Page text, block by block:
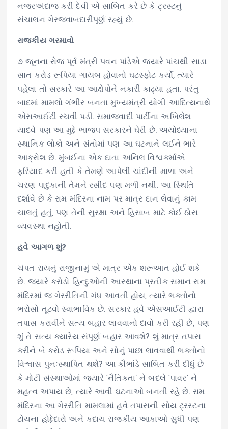
નજરઅંદાજ કરી દેવી એ સાબિત કરે છે કે ટ્રસ્ટનું
સંચાલન ગેરજવાબદારીપૂર્ણ રહ્યું છે.
રાજકીય ગરમાવો
૭ જૂનના રોજ પૂર્વ મંત્રી પવન પાંડેએ જ્યારે પાંચથી સાડા
સાત કરોડ રૂપિયા ગાયબ હોવાનો ઘટસ્ફોટ કર્યો, ત્યારે
પહેલા તો સરકારે આ આક્ષેપોને નકારી કાઢ્યા હતા. પરંતુ
બાદમાં મામલો ગંભીર બનતા મુખ્યમંત્રી યોગી આદિત્યનાથે
એસઆઈટી રચવી પડી. સમાજવાદી પાર્ટીના અખિલેશ
યાદવે પણ આ મુદ્દે ભાજપ સરકારને ઘેરી છે. અયોધ્યાના
સ્થાનિક લોકો અને સંતોમાં પણ આ ઘટનાને લઈને ભારે
આક્રોશ છે. મુંબઈના એક દાતા અનિલ વિશ્વકર્માએ
ફરિયાદ કરી હતી કે તેમણે આપેલી ચાંદીની માળા અને
ચરણ પાદુકાની તેમને રસીદ પણ મળી નથી. આ સ્થિતિ
દર્શાવે છે કે રામ મંદિરના નામ પર માત્ર દાન લેવાનું કામ
ચાલતું હતું, પણ તેની સુરક્ષા અને હિસાબ માટે કોઈ ઠોસ
વ્યવસ્થા નહોતી.
હવે આગળ શું?
ચંપત રાયનું રાજીનામું એ માત્ર એક શરૂઆત હોઈ શકે
છે. જ્યારે કરોડો હિન્દુઓની આસ્થાના પ્રતીક સમાન રામ
મંદિરમાં જ ગેરરીતિની ગંધ આવતી હોય, ત્યારે ભક્તોનો
ભરોસો તૂટવો સ્વાભાવિક છે. સરકાર હવે એસઆઈટી દ્વારા
તપાસ કરાવીને સત્ય બહાર લાવવાનો દાવો કરી રહી છે, પણ
શું તે સત્ય ક્યારેય સંપૂર્ણ બહાર આવશે? શું માત્ર તપાસ
કરીને બે કરોડ રૂપિયા અને સોનું પાછા લાવવાથી ભક્તોનો
વિશ્વાસ પુનઃસ્થાપિત થશે? આ કૌભાંડે સાબિત કરી દીધું છે
કે મોટી સંસ્થાઓમાં જ્યારે ‘નૈતિકતા’ ને બદલે ‘પાવર’ ને
મહત્વ અપાય છે, ત્યારે આવી ઘટનાઓ બનતી રહે છે. રામ
મંદિરના આ ગેરરીતિ મામલામાં હવે તપાસની સોય ટ્રસ્ટના
ટોચના હોદ્દેદારો અને કદાચ રાજકીય આકાઓ સુધી પણ